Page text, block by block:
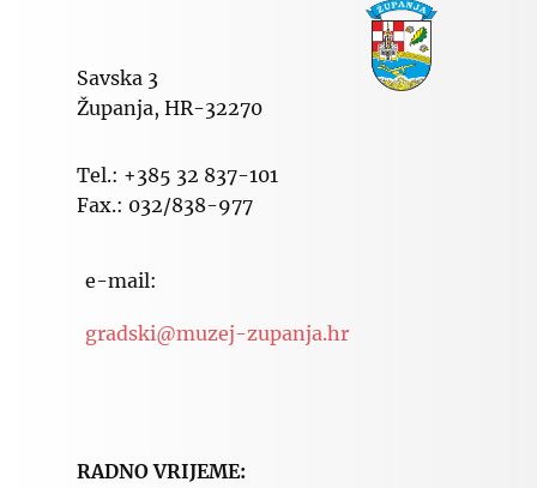
Savska 3
Županja, HR-32270
Tel.: +385 32 837-101
Fax.: 032/838-977
e-mail:
gradski@muzej-zupanja.hr
RADNO VRIJEME: